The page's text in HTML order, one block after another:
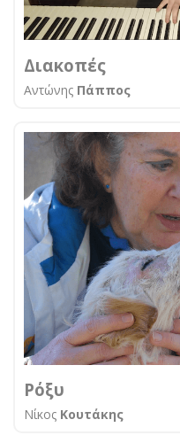
Διακοπές
Αντώνης Πάππος
Ρόξυ
Νίκος Κουτάκης